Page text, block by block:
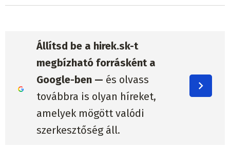
Állítsd be a hirek.sk-t
megbízható forrásként a
Google-ben — és olvass
továbbra is olyan híreket,
amelyek mögött valódi
szerkesztőség áll.